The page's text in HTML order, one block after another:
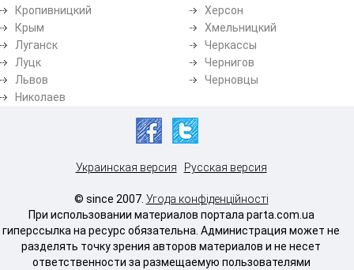
Кропивницкий
Крым
Луганск
Луцк
Львов
Николаев
Херсон
Хмельницкий
Черкассы
Чернигов
Черновцы
Украинская версия Русская версия
© since 2007. Угода конфіденційності
При использовании материалов портала parta.com.ua
гиперссылка на ресурс обязательна. Администрация может не
разделять точку зрения авторов материалов и не несет
ответственности за размещаемую пользователями